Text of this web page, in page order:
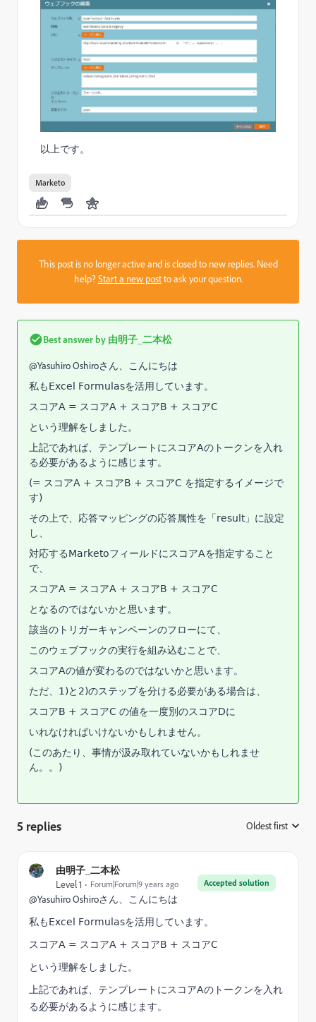
以上です。
Marketo
This post is no longer active and is closed to new replies. Need
help?Start a new postto ask your question.
Best answer by 由明子_二本松
@Yasuhiro Oshiro​さん、こんにちは
私もExcel Formulasを活用しています。
スコアA = スコアA + スコアB + スコアC
という理解をしました。
上記であれば、テンプレートにスコアAのトークンを入れ
る必要があるように感じます。
(= スコアA + スコアB + スコアC を指定するイメージで
す)
その上で、応答マッピングの応答属性を「result」に設定
し、
対応するMarketoフィールドにスコアAを指定すること
で、
スコアA = スコアA + スコアB + スコアC
となるのではないかと思います。
該当のトリガーキャンペーンのフローにて、
このウェブフックの実行を組み込むことで、
スコアAの値が変わるのではないかと思います。
ただ、1)と2)のステップを分ける必要がある場合は、
スコアB + スコアC の値を一度別のスコアDに
いれなければいけないかもしれません。
(このあたり、事情が汲み取れていないかもしれませ
ん。。)
5 replies Oldest first
由明子_二本松
Accepted solution
Level 1 Forum|Forum|9 years ago
@Yasuhiro Oshiro​さん、こんにちは
私もExcel Formulasを活用しています。
スコアA = スコアA + スコアB + スコアC
という理解をしました。
上記であれば、テンプレートにスコアAのトークンを入れ
る必要があるように感じます。